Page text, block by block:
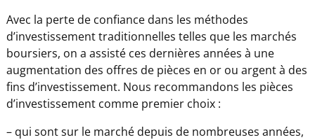
Avec la perte de confiance dans les méthodes
d’investissement traditionnelles telles que les marchés
boursiers, on a assisté ces dernières années à une
augmentation des offres de pièces en or ou argent à des
fins d’investissement. Nous recommandons les pièces
d’investissement comme premier choix :
– qui sont sur le marché depuis de nombreuses années,